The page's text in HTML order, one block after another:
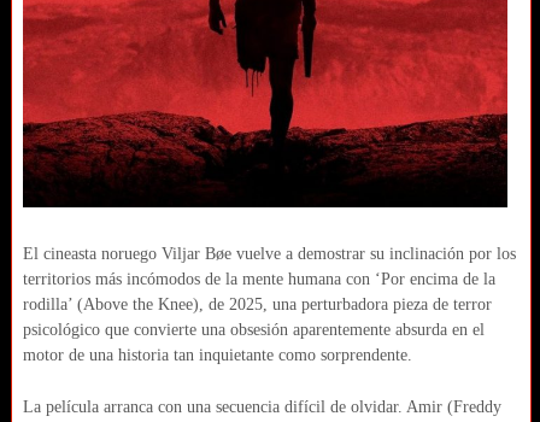
El cineasta noruego Viljar Bøe vuelve a demostrar su inclinación por los
territorios más incómodos de la mente humana con ‘Por encima de la
rodilla’ (Above the Knee), de 2025, una perturbadora pieza de terror
psicológico que convierte una obsesión aparentemente absurda en el
motor de una historia tan inquietante como sorprendente.
La película arranca con una secuencia difícil de olvidar. Amir (Freddy